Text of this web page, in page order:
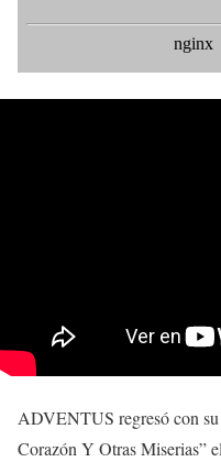
ADVENTUS regresó con
Corazón Y Otras Miserias”